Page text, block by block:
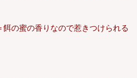
の蜜の香りなので惹きつけられる